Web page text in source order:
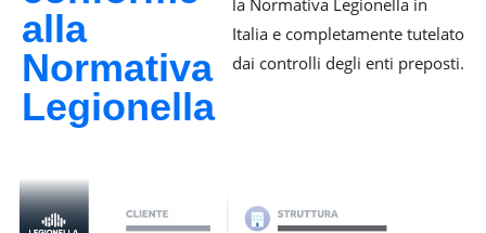
alla
Normativa
Legionella
Italia e completamente tutelato
dai controlli degli enti preposti.